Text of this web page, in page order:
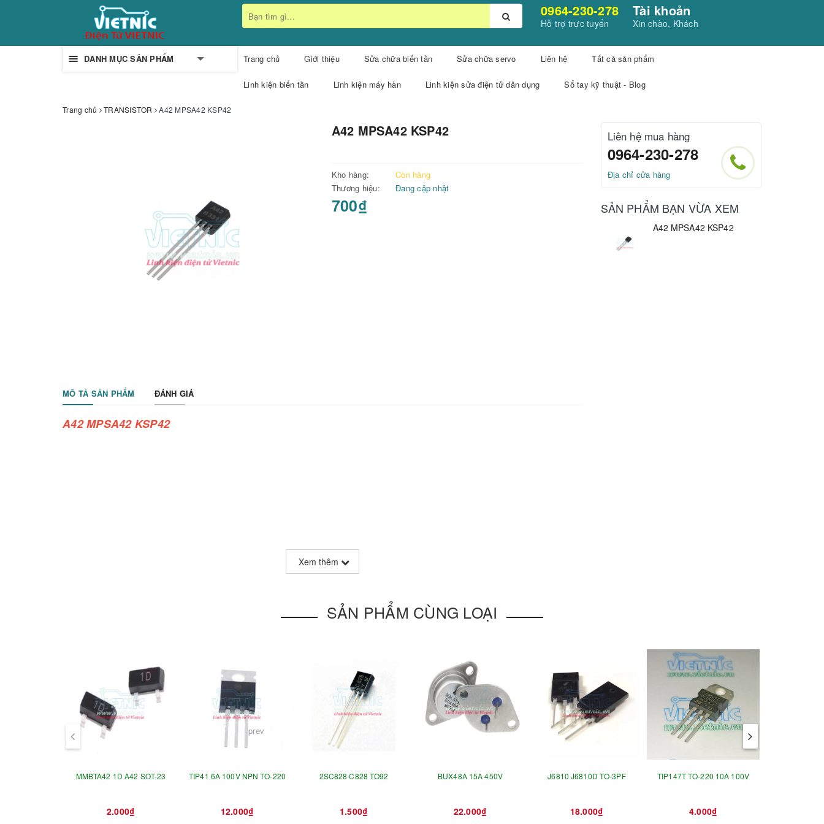
0964-230-278
Hỗ trợ trực tuyến
Tài khoản
Xin chào, Khách
DANH MỤC SẢN PHẨM Trang chủ Giới thiệu Sửa chữa biến tần Sửa chữa servo Liên hệ Tất cả sản phẩm
Linh kiện biến tần Linh kiện máy hàn Linh kiện sửa điện tử dân dụng Sổ tay kỹ thuật - Blog
Trang chủ TRANSISTOR A42 MPSA42 KSP42
A42 MPSA42 KSP42
Kho hàng:
Còn hàng
Thương hiệu:
Đang cập nhật
700₫
MÔ TẢ SẢN PHẨM ĐÁNH GIÁ
A42 MPSA42 KSP42
Xem thêm
Liên hệ mua hàng
0964-230-278
Địa chỉ cửa hàng
SẢN PHẨM BẠN VỪA XEM
A42 MPSA42 KSP42
SẢN PHẨM CÙNG LOẠI
MMBTA42 1D A42 SOT-23
2.000₫
TIP41 6A 100V NPN TO-220
12.000₫
2SC828 C828 TO92
1.500₫
BUX48A 15A 450V
22.000₫
J6810 J6810D TO-3PF
18.000₫
TIP147T TO-220 10A 100V
4.000₫
prev